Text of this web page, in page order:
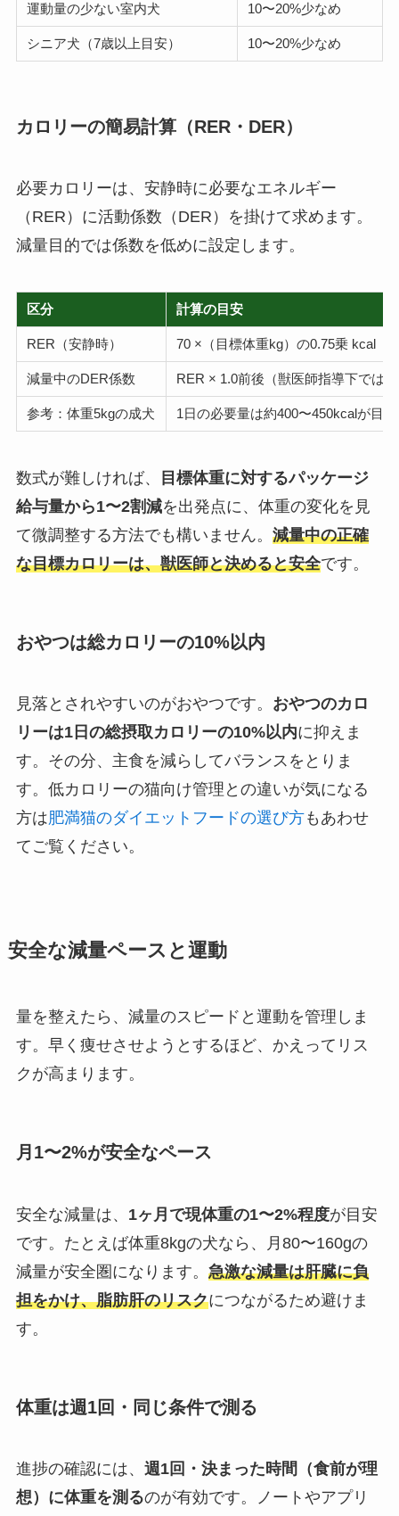
運動量の少ない室内犬 10〜20%少なめ
シニア犬（7歳以上目安） 10〜20%少なめ
カロリーの簡易計算（RER・DER）
必要カロリーは、安静時に必要なエネルギー
（RER）に活動係数（DER）を掛けて求めます。
減量目的では係数を低めに設定します。
区分 計算の目安
RER（安静時） 70 ×（目標体重kg）の0.75乗 kcal
減量中のDER係数 RER × 1.0前後（獣医師指導下では
参考：体重5kgの成犬 1日の必要量は約400〜450kcalが目安
数式が難しければ、
目標体重に対するパッケージ
給与量から1〜2割減を出発点に、体重の変化を見
て微調整する方法でも構いません。 減量中の正確
な目標カロリーは、獣医師と決めると安全です。
おやつは総カロリーの10%以内
見落とされやすいのがおやつです。 おやつのカロ
リーは1日の総摂取カロリーの10%以内に抑えま
す。その分、主食を減らしてバランスをとりま
す。低カロリーの猫向け管理との違いが気になる
方は肥満猫のダイエットフードの選び方もあわせ
てご覧ください。
安全な減量ペースと運動
量を整えたら、減量のスピードと運動を管理しま
す。早く痩せさせようとするほど、かえってリス
クが高まります。
月1〜2%が安全なペース
安全な減量は、 1ヶ月で現体重の1〜2%程度が目安
です。たとえば体重8kgの犬なら、月80〜160gの
減量が安全圏になります。 急激な減量は肝臓に負
担をかけ、脂肪肝のリスクにつながるため避けま
す。
体重は週1回・同じ条件で測る
進捗の確認には、 週1回・決まった時間（食前が理
想）に体重を測るのが有効です。ノートやアプリ